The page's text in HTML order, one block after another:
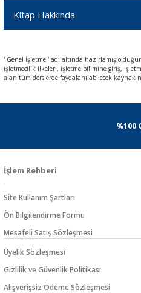
Kitap Hakkında
' Genel İşletme ' adı altında hazırlamış
işletmecilik ilkeleri, işletme bilimine giriş,
alan tüm derslerde faydalanılabilecek kaynak
%100
İşlem Rehberi
Site Kullanım Şartları
Ön Bilgilendirme Formu
Mesafeli Satış Sözleşmesi
Üyelik Sözleşmesi
Gizlilik ve Güvenlik Politikası
Alışverişsiz Ödeme Sözleşmesi